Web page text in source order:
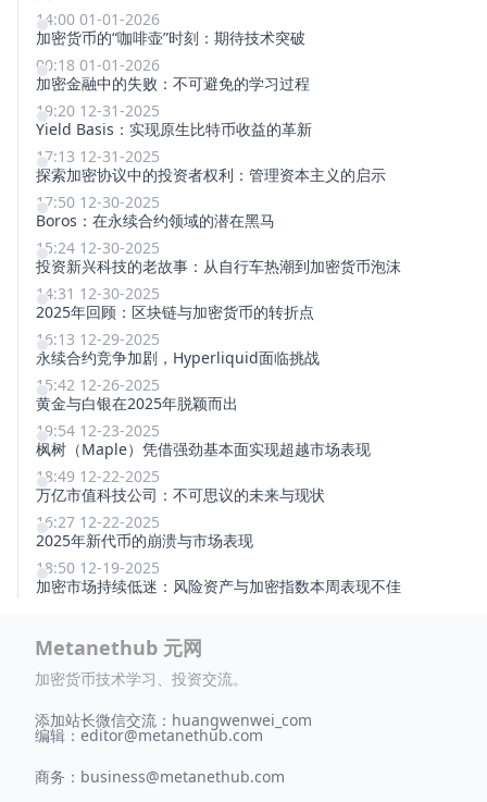
14:00 01-01-2026
加密货币的“咖啡壶”时刻：期待技术突破
00:18 01-01-2026
加密金融中的失败：不可避免的学习过程
19:20 12-31-2025
Yield Basis：实现原生比特币收益的革新
17:13 12-31-2025
探索加密协议中的投资者权利：管理资本主义的启示
17:50 12-30-2025
Boros：在永续合约领域的潜在黑马
15:24 12-30-2025
投资新兴科技的老故事：从自行车热潮到加密货币泡沫
14:31 12-30-2025
2025年回顾：区块链与加密货币的转折点
16:13 12-29-2025
永续合约竞争加剧，Hyperliquid面临挑战
15:42 12-26-2025
黄金与白银在2025年脱颖而出
19:54 12-23-2025
枫树（Maple）凭借强劲基本面实现超越市场表现
18:49 12-22-2025
万亿市值科技公司：不可思议的未来与现状
16:27 12-22-2025
2025年新代币的崩溃与市场表现
18:50 12-19-2025
加密市场持续低迷：风险资产与加密指数本周表现不佳
Metanethub 元网
加密货币技术学习、投资交流。
添加站长微信交流：huangwenwei_com
编辑：editor@metanethub.com
商务： business@metanethub.com